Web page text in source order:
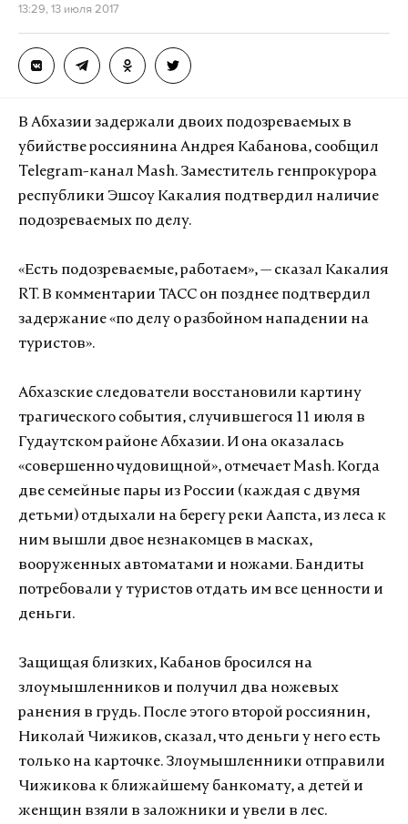
13:29, 13 июля 2017
В Абхазии задержали двоих подозреваемых в
убийстве россиянина Андрея Кабанова, сообщил
Telegram-канал Mash. Заместитель генпрокурора
республики Эшсоу Какалия подтвердил наличие
подозреваемых по делу.
«Есть подозреваемые, работаем», — сказал Какалия
RT. В комментарии ТАСС он позднее подтвердил
задержание «по делу о разбойном нападении на
туристов».
Абхазские следователи восстановили картину
трагического события, случившегося 11 июля в
Гудаутском районе Абхазии. И она оказалась
«совершенно чудовищной», отмечает Mash. Когда
две семейные пары из России (каждая с двумя
детьми) отдыхали на берегу реки Аапста, из леса к
ним вышли двое незнакомцев в масках,
вооруженных автоматами и ножами. Бандиты
потребовали у туристов отдать им все ценности и
деньги.
Защищая близких, Кабанов бросился на
злоумышленников и получил два ножевых
ранения в грудь. После этого второй россиянин,
Николай Чижиков, сказал, что деньги у него есть
только на карточке. Злоумышленники отправили
Чижикова к ближайшему банкомату, а детей и
женщин взяли в заложники и увели в лес.